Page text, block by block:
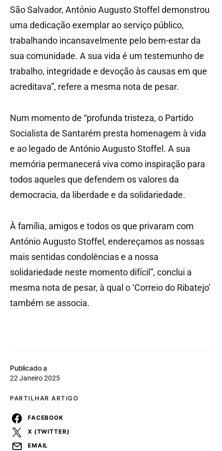
Publicado a
22 Janeiro 2025
PARTILHAR ARTIGO
FACEBOOK
X (TWITTER)
EMAIL
São Salvador, António Augusto Stoffel demonstrou
uma dedicação exemplar ao serviço público,
trabalhando incansavelmente pelo bem-estar da
sua comunidade. A sua vida é um testemunho de
trabalho, integridade e devoção às causas em que
acreditava”, refere a mesma nota de pesar.
Num momento de “profunda tristeza, o Partido
Socialista de Santarém presta homenagem à vida
e ao legado de António Augusto Stoffel. A sua
memória permanecerá viva como inspiração para
todos aqueles que defendem os valores da
democracia, da liberdade e da solidariedade.
À família, amigos e todos os que privaram com
António Augusto Stoffel, endereçamos as nossas
mais sentidas condolências e a nossa
solidariedade neste momento difícil”, conclui a
mesma nota de pesar, à qual o ‘Correio do Ribatejo’
também se associa.